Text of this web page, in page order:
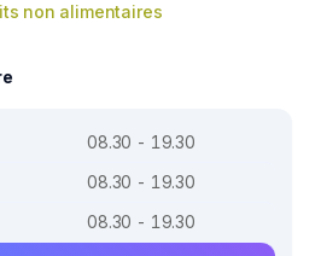
non alimentaires
08.30 - 19.30
08.30 - 19.30
08.30 - 19.30